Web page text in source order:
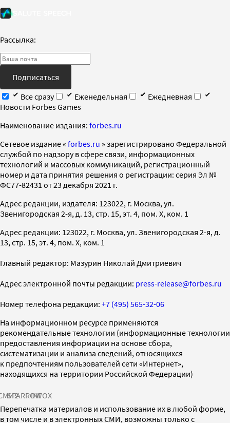
Рассылка:
Подписаться
Все сразу
Еженедельная
Ежедневная
Новости Forbes Games
Наименование издания: forbes.ru
Cетевое издание « forbes.ru » зарегистрировано Федеральной
службой по надзору в сфере связи, информационных
технологий и массовых коммуникаций, регистрационный
номер и дата принятия решения о регистрации: серия Эл №
ФС77-82431 от 23 декабря 2021 г.
Адрес редакции, издателя: 123022, г. Москва, ул.
Звенигородская 2-я, д. 13, стр. 15, эт. 4, пом. X, ком. 1
Адрес редакции: 123022, г. Москва, ул. Звенигородская 2-я, д.
13, стр. 15, эт. 4, пом. X, ком. 1
Главный редактор: Мазурин Николай Дмитриевич
Адрес электронной почты редакции: press-release@forbes.ru
Номер телефона редакции: +7 (495) 565-32-06
На информационном ресурсе применяются
рекомендательные технологии (информационные технологии
предоставления информации на основе сбора,
систематизации и анализа сведений, относящихся
к предпочтениям пользователей сети «Интернет»,
находящихся на территории Российской Федерации)
SPARROWINFOX
Перепечатка материалов и использование их в любой форме,
в том числе и в электронных СМИ, возможны только с